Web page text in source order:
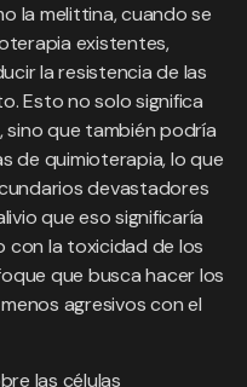
la melittina, cuando se
existentes,
la resistencia de las
Esto no solo significa
sino que también podría
de quimioterapia, lo que
devastadores
que eso significaría
con la toxicidad de los
que busca hacer los
agresivos con el
las células